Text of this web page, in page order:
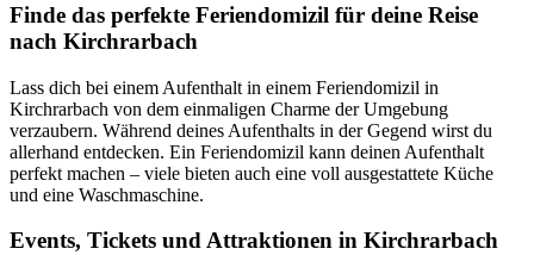
Finde das perfekte Feriendomizil für deine Reise
nach Kirchrarbach
Lass dich bei einem Aufenthalt in einem Feriendomizil in
Kirchrarbach von dem einmaligen Charme der Umgebung
verzaubern. Während deines Aufenthalts in der Gegend wirst du
allerhand entdecken. Ein Feriendomizil kann deinen Aufenthalt
perfekt machen – viele bieten auch eine voll ausgestattete Küche
und eine Waschmaschine.
Events, Tickets und Attraktionen in Kirchrarbach